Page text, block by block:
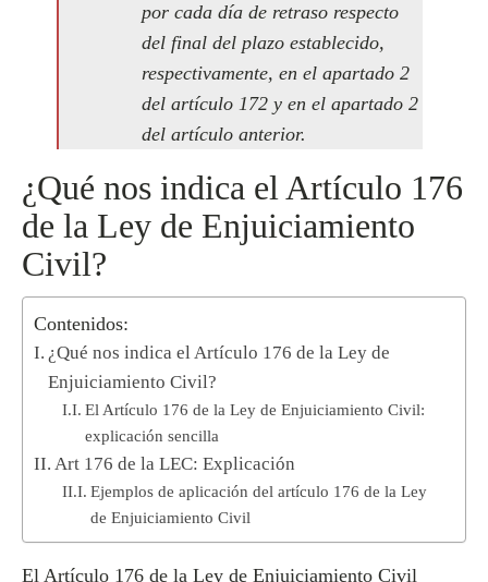
por cada día de retraso respecto
del final del plazo establecido,
respectivamente, en el apartado 2
del artículo 172 y en el apartado 2
del artículo anterior.
¿Qué nos indica el Artículo 176
de la Ley de Enjuiciamiento
Civil?
Contenidos:
¿Qué nos indica el Artículo 176 de la Ley de
Enjuiciamiento Civil?
El Artículo 176 de la Ley de Enjuiciamiento Civil:
explicación sencilla
Art 176 de la LEC: Explicación
Ejemplos de aplicación del artículo 176 de la Ley
de Enjuiciamiento Civil
El Artículo 176 de la Ley de Enjuiciamiento Civil